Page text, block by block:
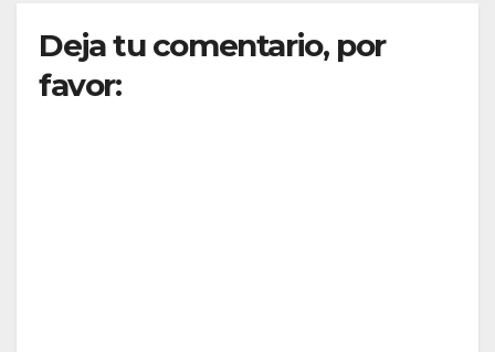
Deja tu comentario, por
favor: